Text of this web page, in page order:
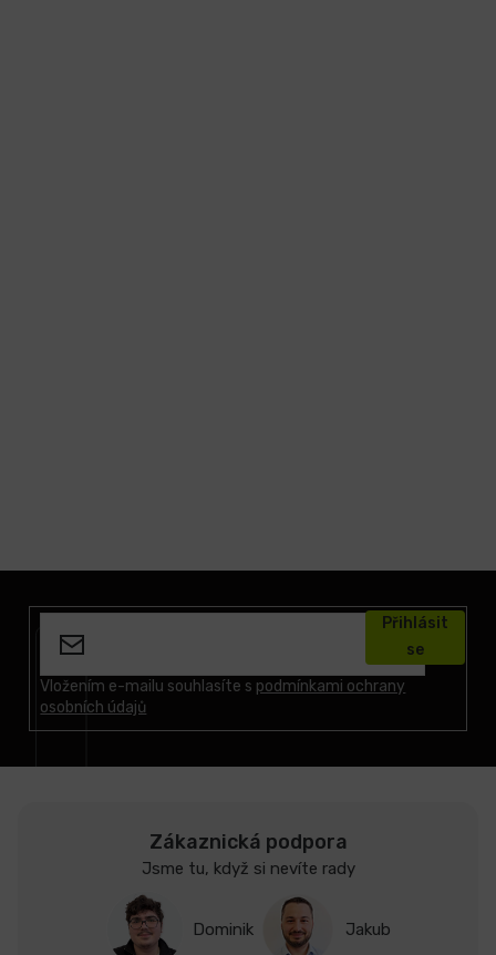
Vložením e-mailu souhlasíte s podmínkami ochrany
osobních údajů
Přihlásit
se
Zákaznická podpora
Jsme tu, když si nevíte rady
Dominik Jakub